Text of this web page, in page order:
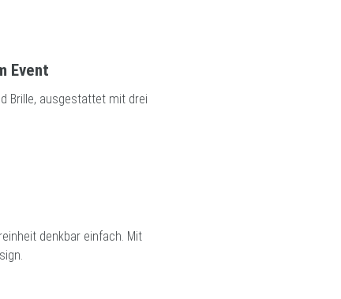
Event
Brille, ausgestattet mit drei
denkbar einfach. Mit